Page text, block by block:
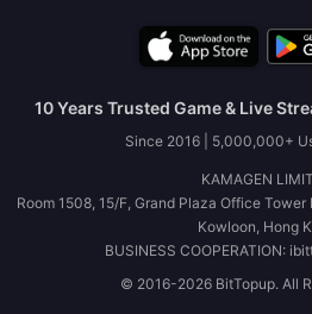
10 Years Trusted Game & Live
Since 2016 | 5,000,000+
KAMAGEN
Room 1508, 15/F, Grand Plaza Office
Kowloon, Hong
BUSINESS COOPERATION:
© 2016-2026 BitTopup. All